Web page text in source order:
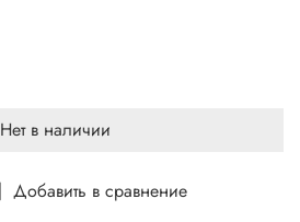
Добавить в сравнение
Нет в наличии